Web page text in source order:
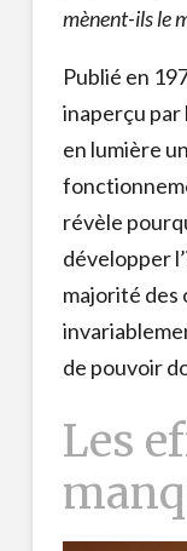
mènent-ils le
Publié en
inaperçu par
en lumière
révèle
développer
majorité
de pouvoir
Les